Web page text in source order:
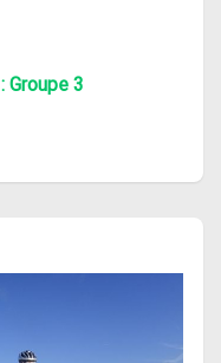
: Groupe 3